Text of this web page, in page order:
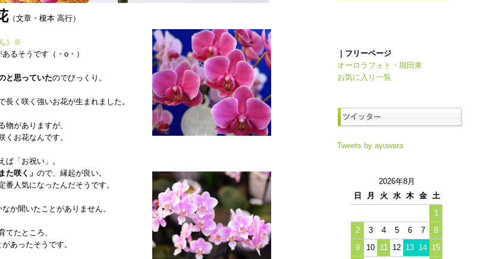
（文章・榎本 高行）
）※
るそうです（・o・）
と思っていたのでびっくり。
長く咲く強いお花が生まれました。
物がありますが、
くお花なんです。
ば「お祝い」。
た咲く」 ので、縁起が良い。
番人気になったんだそうです。
か聞いたことがありません。
てたところ、
あったそうです。
｜フリーページ
オーロラフォト・堀田東
お気に入り一覧
Tweets by ayuwara
2026年8月
日
月 火 水 木 金
土
1
2
3 4 5 6 7
8
9
10 11 12 13 14 15